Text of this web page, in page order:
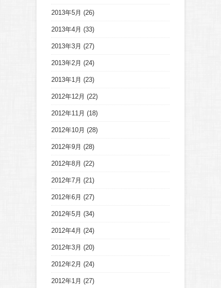
2013年5月 (26)
2013年4月 (33)
2013年3月 (27)
2013年2月 (24)
2013年1月 (23)
2012年12月 (22)
2012年11月 (18)
2012年10月 (28)
2012年9月 (28)
2012年8月 (22)
2012年7月 (21)
2012年6月 (27)
2012年5月 (34)
2012年4月 (24)
2012年3月 (20)
2012年2月 (24)
2012年1月 (27)